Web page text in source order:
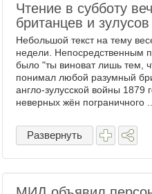
Чтение в субботу
британцев и зулусов
Небольшой текст на тему
недели. Непосредственным
было "ты виноват лишь тем,
понимал любой разумный
англо-зулусской войны 1879
неверных жён пограничного ...
Развернуть